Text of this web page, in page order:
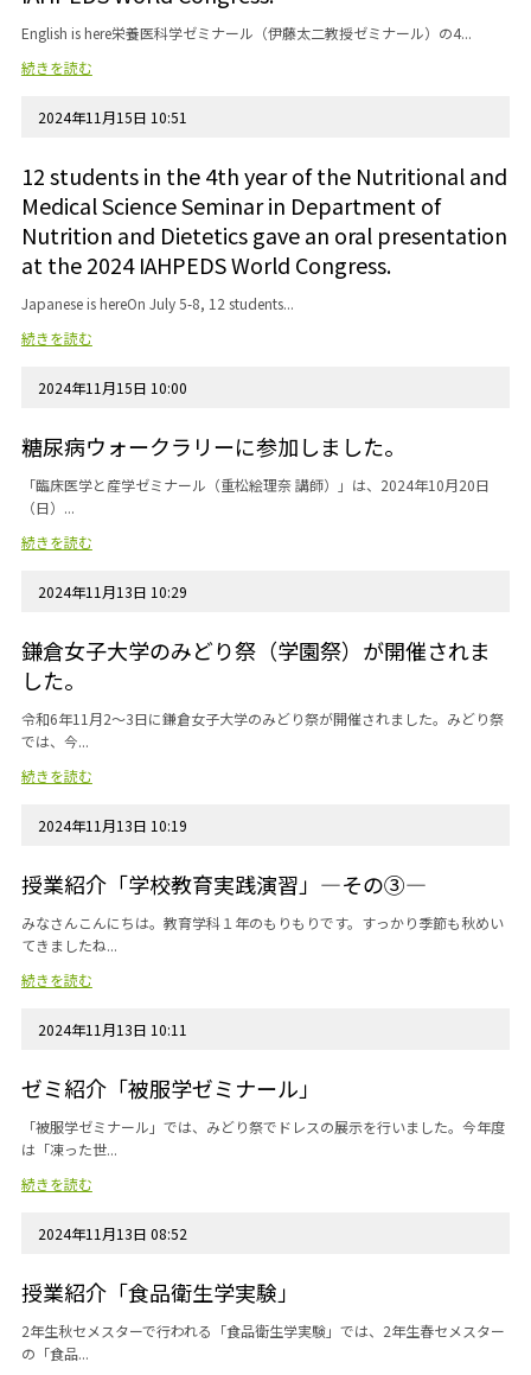
English is here栄養医科学ゼミナール（伊藤太二教授ゼミナール）の4...
続きを読む
2024年11月15日 10:51
12 students in the 4th year of the Nutritional and
Medical Science Seminar in Department of
Nutrition and Dietetics gave an oral presentation
at the 2024 IAHPEDS World Congress.
Japanese is hereOn July 5-8, 12 students...
続きを読む
2024年11月15日 10:00
糖尿病ウォークラリーに参加しました。
「臨床医学と産学ゼミナール（重松絵理奈 講師）」は、2024年10月20日
（日）...
続きを読む
2024年11月13日 10:29
鎌倉女子大学のみどり祭（学園祭）が開催されま
した。
令和6年11月2～3日に鎌倉女子大学のみどり祭が開催されました。みどり祭
では、今...
続きを読む
2024年11月13日 10:19
授業紹介「学校教育実践演習」―その③―
みなさんこんにちは。教育学科１年のもりもりです。すっかり季節も秋めい
てきましたね...
続きを読む
2024年11月13日 10:11
ゼミ紹介「被服学ゼミナール」
「被服学ゼミナール」では、みどり祭でドレスの展示を行いました。今年度
は「凍った世...
続きを読む
2024年11月13日 08:52
授業紹介「食品衛生学実験」
2年生秋セメスターで行われる「食品衛生学実験」では、2年生春セメスター
の「食品...